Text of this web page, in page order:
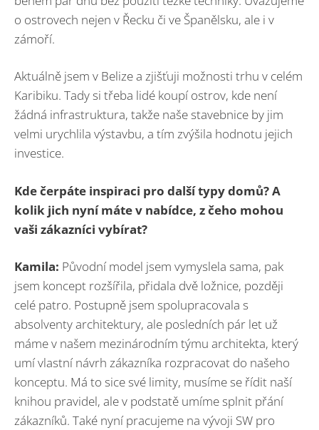
o ostrovech nejen v Řecku či ve Španělsku, ale i v
zámoří.
Aktuálně jsem v Belize a zjišťuji možnosti trhu v celém
Karibiku. Tady si třeba lidé koupí ostrov, kde není
žádná infrastruktura, takže naše stavebnice by jim
velmi urychlila výstavbu, a tím zvýšila hodnotu jejich
investice.
Kde čerpáte inspiraci pro další typy domů? A
kolik jich nyní máte v nabídce, z čeho mohou
vaši zákazníci vybírat?
Kamila: Původní model jsem vymyslela sama, pak
jsem koncept rozšířila, přidala dvě ložnice, později
celé patro. Postupně jsem spolupracovala s
absolventy architektury, ale posledních pár let už
máme v našem mezinárodním týmu architekta, který
umí vlastní návrh zákazníka rozpracovat do našeho
konceptu. Má to sice své limity, musíme se řídit naší
knihou pravidel, ale v podstatě umíme splnit přání
zákazníků. Také nyní pracujeme na vývoji SW pro